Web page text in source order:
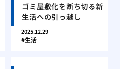
ゴミ屋敷化を断ち切る新
生活への引っ越し
2025.12.29
生活